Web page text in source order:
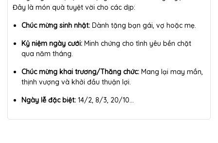
Đây là món quà tuyệt vời cho các dịp:
Chúc mừng sinh nhật: Dành tặng bạn gái, vợ hoặc mẹ.
Kỷ niệm ngày cưới: Minh chứng cho tình yêu bền chặt
qua năm tháng.
Chúc mừng khai trương/Thăng chức: Mang lại may mắn,
thịnh vượng và khởi đầu thuận lợi.
Ngày lễ đặc biệt: 14/2, 8/3, 20/10…